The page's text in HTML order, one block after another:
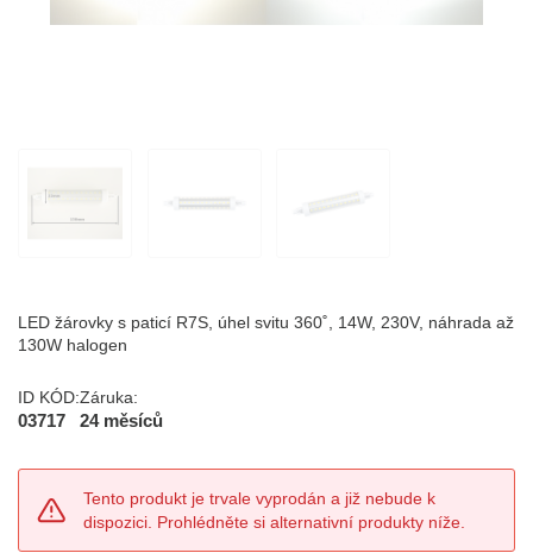
LED žárovky s paticí R7S, úhel svitu 360˚, 14W, 230V, náhrada až
130W halogen
ID KÓD:
03717
Záruka:
24 měsíců
Tento produkt je trvale vyprodán a již nebude k
dispozici. Prohlédněte si alternativní produkty níže.